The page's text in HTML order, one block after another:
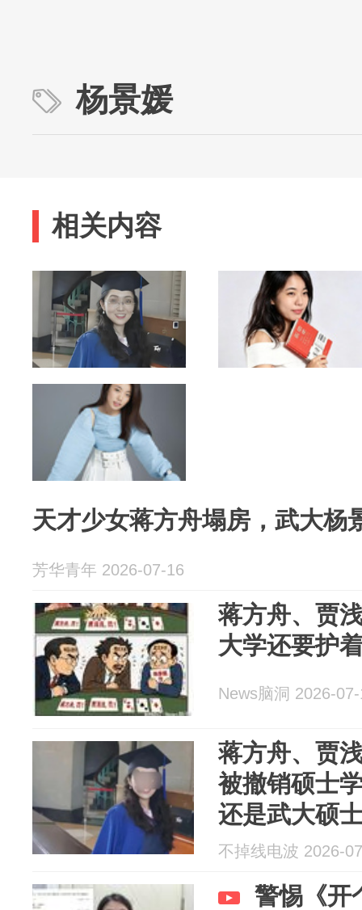
杨景媛
相关内容
天才少女蒋方舟塌房，武大杨
芳华青年 2026-07-16
蒋方舟、贾
大学还要护
News脑洞 2026-
蒋方舟、贾
被撤销硕士
还是武大硕
不掉线电波 2026-
警惕《开